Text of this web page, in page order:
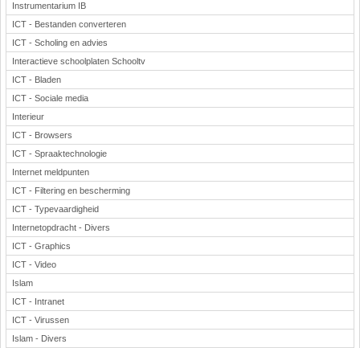
Instrumentarium IB
ICT - Bestanden converteren
ICT - Scholing en advies
Interactieve schoolplaten Schooltv
ICT - Bladen
ICT - Sociale media
Interieur
ICT - Browsers
ICT - Spraaktechnologie
Internet meldpunten
ICT - Filtering en bescherming
ICT - Typevaardigheid
Internetopdracht - Divers
ICT - Graphics
ICT - Video
Islam
ICT - Intranet
ICT - Virussen
Islam - Divers